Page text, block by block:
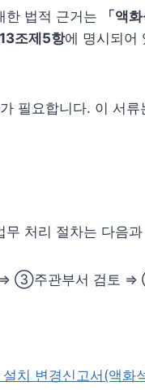
한 법적 근거는
「액
조제5항에 명시되어
가 필요합니다. 이 서
처리 절차는 다음
⇒ ③주관부서 검토
치 변경신고서(액화